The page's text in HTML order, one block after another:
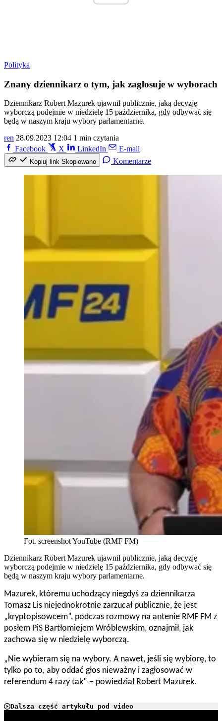
Polityka
Znany dziennikarz o tym, jak zagłosuje w wyborach
Dziennikarz Robert Mazurek ujawnił publicznie, jaką decyzję
wyborczą podejmie w niedzielę 15 października, gdy odbywać się
będą w naszym kraju wybory parlamentarne.
ren 28.09.2023 12:04 1 min czytania
Facebook
X LinkedIn E-mail
Kopiuj link Skopiowano Komentarze
Fot. screenshot YouTube (RMF FM)
Dziennikarz Robert Mazurek ujawnił publicznie, jaką decyzję
wyborczą podejmie w niedzielę 15 października, gdy odbywać się
będą w naszym kraju wybory parlamentarne.
Mazurek, któremu uchodzący niegdyś za dziennikarza
Tomasz Lis niejednokrotnie zarzucał publicznie, że jest
„kryptopisowcem”, podczas rozmowy na antenie RMF FM z
posłem PiS Bartłomiejem Wróblewskim, oznajmił, jak
zachowa się w niedzielę wyborczą.
„Nie wybieram się na wybory. A nawet, jeśli się wybiorę, to
tylko po to, aby oddać głos nieważny i zagłosować w
referendum 4 razy tak” – powiedział Robert Mazurek.
Dalsza część artykułu pod video